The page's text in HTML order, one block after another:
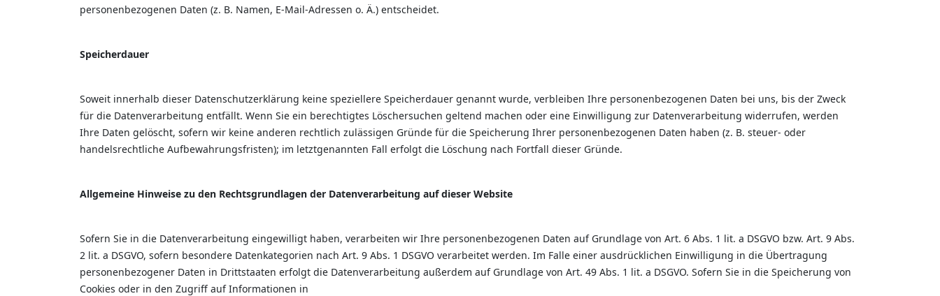
personenbezogenen Daten (z. B. Namen, E-Mail-Adressen o. Ä.) entscheidet.
Speicherdauer
Soweit innerhalb dieser Datenschutzerklärung keine speziellere Speicherdauer genannt wurde, verbleiben Ihre personenbezogenen Daten bei uns, bis der Zweck
für die Datenverarbeitung entfällt. Wenn Sie ein berechtigtes Löschersuchen geltend machen oder eine Einwilligung zur Datenverarbeitung widerrufen, werden
Ihre Daten gelöscht, sofern wir keine anderen rechtlich zulässigen Gründe für die Speicherung Ihrer personenbezogenen Daten haben (z. B. steuer- oder
handelsrechtliche Aufbewahrungsfristen); im letztgenannten Fall erfolgt die Löschung nach Fortfall dieser Gründe.
Allgemeine Hinweise zu den Rechtsgrundlagen der Datenverarbeitung auf dieser Website
Sofern Sie in die Datenverarbeitung eingewilligt haben, verarbeiten wir Ihre personenbezogenen Daten auf Grundlage von Art. 6 Abs. 1 lit. a DSGVO bzw. Art. 9 Abs.
2 lit. a DSGVO, sofern besondere Datenkategorien nach Art. 9 Abs. 1 DSGVO verarbeitet werden. Im Falle einer ausdrücklichen Einwilligung in die Übertragung
personenbezogener Daten in Drittstaaten erfolgt die Datenverarbeitung außerdem auf Grundlage von Art. 49 Abs. 1 lit. a DSGVO. Sofern Sie in die Speicherung von
Cookies oder in den Zugriff auf Informationen in